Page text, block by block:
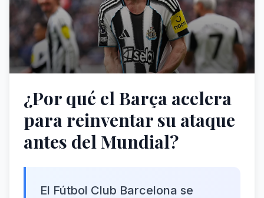
¿Por qué el Barça acelera
para reinventar su ataque
antes del Mundial?
El Fútbol Club Barcelona se